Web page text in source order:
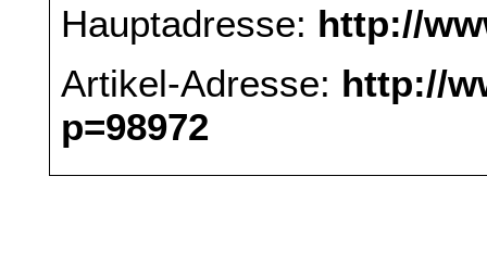
Hauptadresse: http://
Artikel-Adresse: http://
p=98972